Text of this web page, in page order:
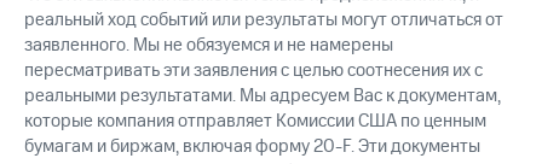
реальный ход событий или результаты могут отличаться от
заявленного. Мы не обязуемся и не намерены
пересматривать эти заявления с целью соотнесения их с
реальными результатами. Мы адресуем Вас к документам,
которые компания отправляет Комиссии США по ценным
бумагам и биржам, включая форму 20-F. Эти документы